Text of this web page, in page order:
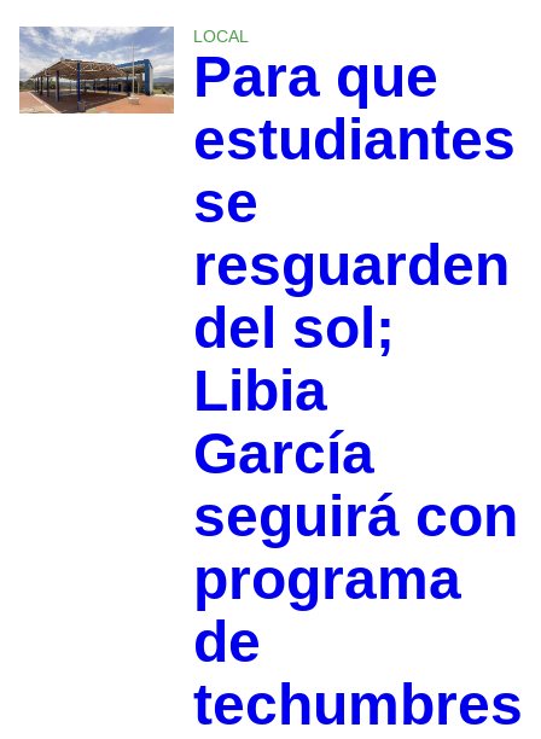
LOCAL
Para que
estudiantes
se
resguarden
del sol;
Libia
García
seguirá con
programa
de
techumbres